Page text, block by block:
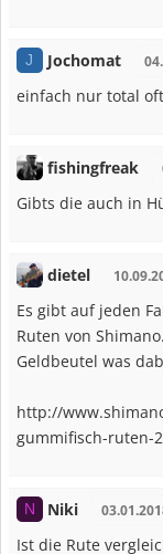
J Jochomat
einfach nur total
fishingfreak
Gibts die auch in
dietel
Es gibt auf jeden
Ruten von
Geldbeutel was
http://
gummifisch-ruten-
N Niki
Ist die Rute